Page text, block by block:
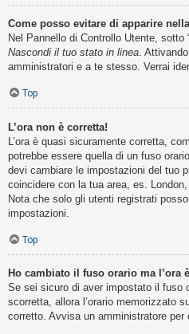
Come posso evitare di apparire
Nel Pannello di Controllo Utente, sotto
Nascondi il tuo stato in linea .
amministratori e a te stesso. Verrai
Top
L’ora non è corretta!
L’ora è quasi sicuramente corretta,
potrebbe essere quella di un fuso
devi cambiare le impostazioni del tuo
coincidere con la tua area, es.
Nota che solo gli utenti registrati
impostazioni.
Top
Ho cambiato il fuso orario ma l’ora
Se sei sicuro di aver impostato il fuso
scorretta, allora l’orario memorizzato
corretto. Avvisa un amministratore per